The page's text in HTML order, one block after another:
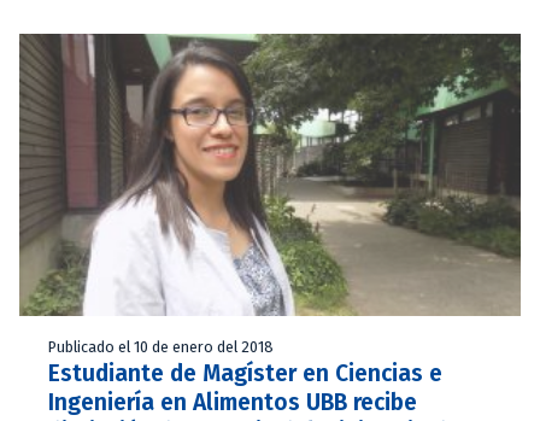
Publicado el 10 de enero del 2018
Estudiante de Magíster en Ciencias e
Ingeniería en Alimentos UBB recibe